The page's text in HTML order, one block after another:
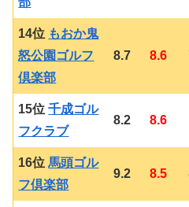
14位 もおか鬼
怒公園ゴルフ
倶楽部
8.7 8.6
15位千成ゴル
フクラブ
8.2 8.6
16位馬頭ゴル
フ倶楽部
9.2 8.5